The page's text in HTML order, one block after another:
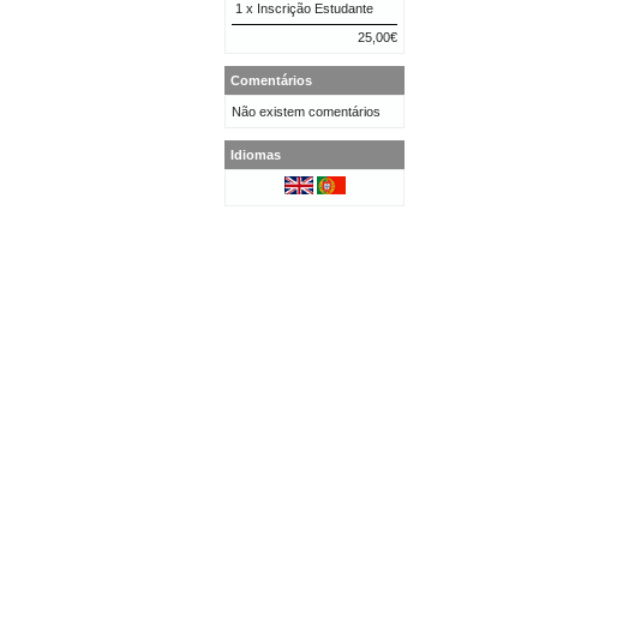
1 x Inscrição Estudante
25,00€
Comentários
Não existem comentários
Idiomas